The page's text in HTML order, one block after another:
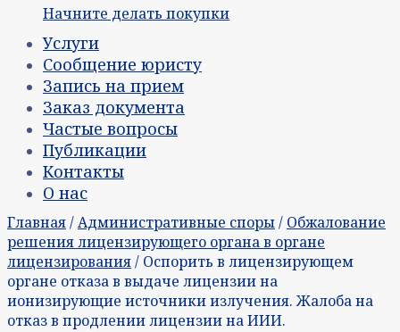
Начните делать покупки
Услуги
Сообщение юристу
Запись на прием
Заказ документа
Частые вопросы
Публикации
Контакты
О нас
Главная/Административные споры/ Обжалование
решения лицензирующего органа в органе
лицензирования/ Оспорить в лицензирующем
органе отказа в выдаче лицензии на
ионизирующие источники излучения. Жалоба на
отказ в продлении лицензии на ИИИ.